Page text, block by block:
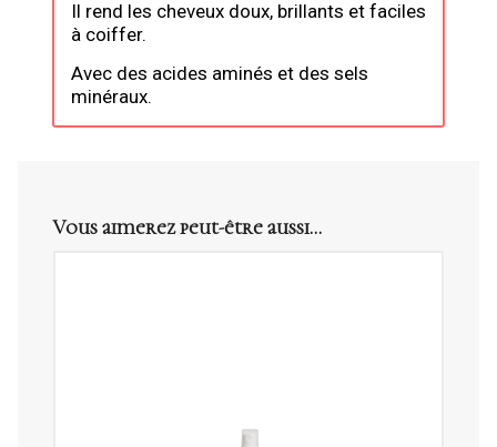
Il rend les cheveux doux, brillants et faciles
à coiffer.
Avec des acides aminés et des sels
minéraux.
Vous aimerez peut-être aussi…